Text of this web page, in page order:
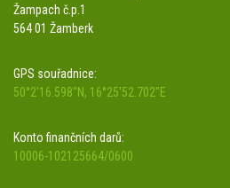
Žampach č.p.1
564 01 Žamberk
GPS souřadnice:
50°2'16.598"N, 16°25'52.702"E
Konto finančních darů:
10006-102125664/0600